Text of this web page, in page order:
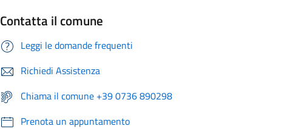
Contatta il comune
Leggi le domande frequenti
Richiedi Assistenza
Chiama il comune +39 0736 890298
Prenota un appuntamento